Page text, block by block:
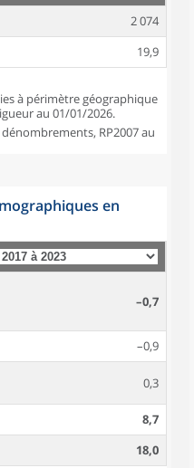
2 074
19,9
à périmètre géographique
au 01/01/2026.
dénombrements, RP2007 au
en
–0,7
–0,9
0,3
8,7
18,0